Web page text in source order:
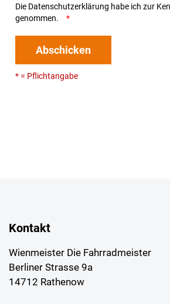
Die Datenschutzerklärung habe ich zur
genommen.
Abschicken
* = Pflichtangabe
Kontakt
Wienmeister Die Fahrradmeister
Berliner Strasse 9a
14712 Rathenow